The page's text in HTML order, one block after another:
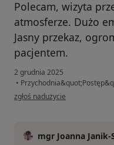
Polecam, wizyta
atmosferze. Dużo
Jasny przekaz,
pacjentem.
2 grudnia 2025
•
w opinii użytkownika Mac
zgłoś nadużycie
mgr Joanna Janik-